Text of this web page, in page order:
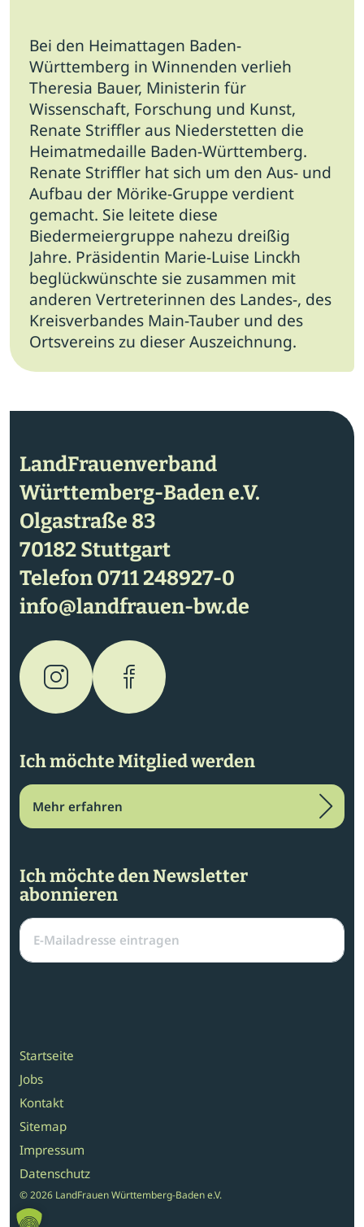
Bei den Heimattagen Baden-
Württemberg in Winnenden verlieh
Theresia Bauer, Ministerin für
Wissenschaft, Forschung und Kunst,
Renate Striffler aus Niederstetten die
Heimatmedaille Baden-Württemberg.
Renate Striffler hat sich um den Aus- und
Aufbau der Mörike-Gruppe verdient
gemacht. Sie leitete diese
Biedermeiergruppe nahezu dreißig
Jahre. Präsidentin Marie-Luise Linckh
beglückwünschte sie zusammen mit
anderen Vertreterinnen des Landes-, des
Kreisverbandes Main-Tauber und des
Ortsvereins zu dieser Auszeichnung.
LandFrauenverband
Württemberg-Baden e.V.
Olgastraße 83
70182 Stuttgart
Telefon0711 248927-0
info@landfrauen-bw.de
Ich möchte Mitglied werden
Mehr erfahren
Ich möchte den Newsletter
abonnieren
Startseite
Jobs
Kontakt
Sitemap
Impressum
Datenschutz
© 2026 LandFrauen Württemberg-Baden e.V.